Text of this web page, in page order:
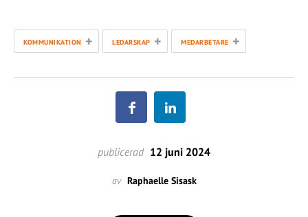
KOMMUNIKATION + LEDARSKAP + MEDARBETARE +
publicerad 12 juni 2024
av Raphaelle Sisask